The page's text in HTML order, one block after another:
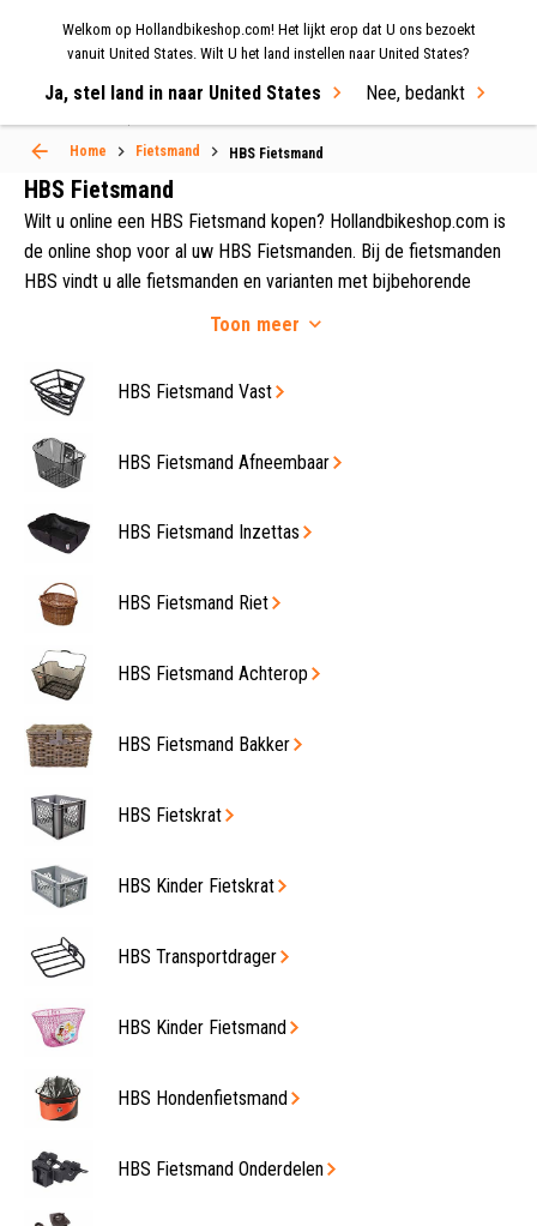
Welkom op Hollandbikeshop.com! Het lijkt erop dat U ons bezoekt
vanuit United States. Wilt U het land instellen naar United States?
Ja, stel land in naar United States Nee, bedankt
Home Fietsmand HBS Fietsmand
HBS Fietsmand
Wilt u online een HBS Fietsmand kopen? Hollandbikeshop.com is
de online shop voor al uw HBS Fietsmanden. Bij de fietsmanden
HBS vindt u alle fietsmanden en varianten met bijbehorende
fietsonderdelen. Alles van bevestigingsbeugels tot zelfs
u een groot aanbod Fietsmanden van merken zoals
Wicked, Lohr, Kerri, Willex, Brave, Contec, Widek, Bike Fashion,
Toon meer
HBS Fietsmand Vast
HBS Fietsmand Afneembaar
HBS Fietsmand Inzettas
HBS Fietsmand Riet
HBS Fietsmand Achterop
HBS Fietsmand Bakker
HBS Fietskrat
HBS Kinder Fietskrat
HBS Transportdrager
HBS Kinder Fietsmand
HBS Hondenfietsmand
HBS Fietsmand Onderdelen